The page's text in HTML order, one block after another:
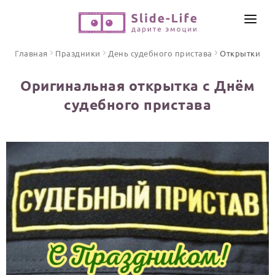
ПО ФОРМАТУ
Песни поздравления
Открытки
Стихи и тексты
ПРАЗДНИКИ
С Днем рождения
Юбилей
ИНСТРУМЕНТЫ
ОТЗЫВЫ
Главная Праздники День судебного пристава Открытки
Оригинальная открытка с Днём
судебного пристава